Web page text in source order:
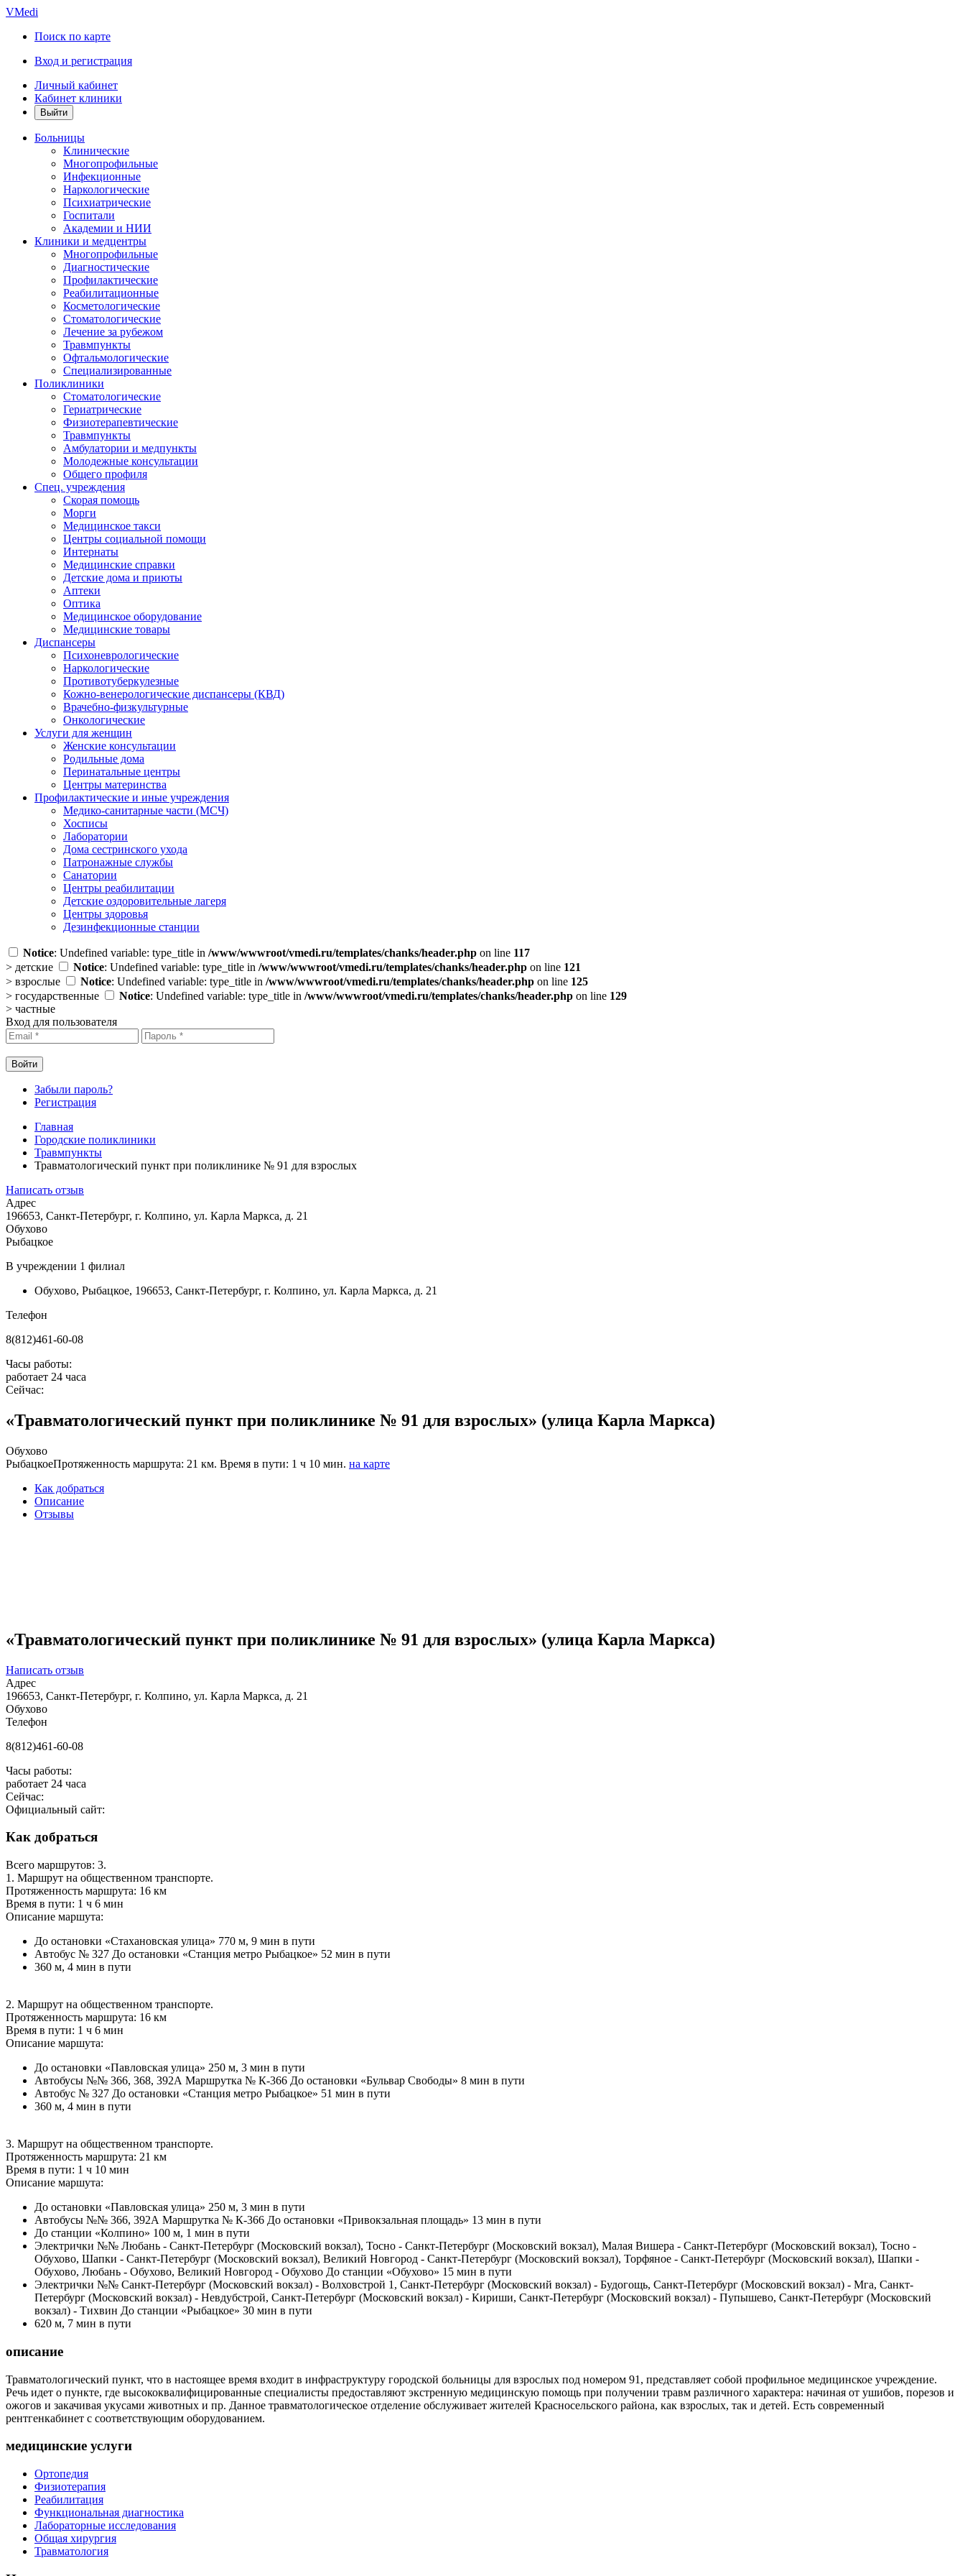
VMedi
Поиск по карте
Вход и регистрация
Личный кабинет
Кабинет клиники
Больницы
Клинические
Многопрофильные
Инфекционные
Наркологические
Психиатрические
Госпитали
Академии и НИИ
Клиники и медцентры
Многопрофильные
Диагностические
Профилактические
Реабилитационные
Косметологические
Стоматологические
Лечение за рубежом
Травмпункты
Офтальмологические
Специализированные
Поликлиники
Стоматологические
Гериатрические
Физиотерапевтические
Травмпункты
Амбулатории и медпункты
Молодежные консультации
Общего профиля
Спец. учреждения
Скорая помощь
Морги
Медицинское такси
Центры социальной помощи
Интернаты
Медицинские справки
Детские дома и приюты
Аптеки
Оптика
Медицинское оборудование
Медицинские товары
Диспансеры
Психоневрологические
Наркологические
Противотуберкулезные
Кожно-венерологические диспансеры (КВД)
Врачебно-физкультурные
Онкологические
Услуги для женщин
Женские консультации
Родильные дома
Перинатальные центры
Центры материнства
Профилактические и иные учреждения
Медико-санитарные части (МСЧ)
Хосписы
Лаборатории
Дома сестринского ухода
Патронажные службы
Санатории
Центры реабилитации
Детские оздоровительные лагеря
Центры здоровья
Дезинфекционные станции
Notice: Undefined variable: type_title in /www/wwwroot/vmedi.ru/templates/chanks/header.php on line 117
> детские Notice: Undefined variable: type_title in /www/wwwroot/vmedi.ru/templates/chanks/header.php on line 121
> взрослые Notice: Undefined variable: type_title in /www/wwwroot/vmedi.ru/templates/chanks/header.php on line 125
> государственные Notice: Undefined variable: type_title in /www/wwwroot/vmedi.ru/templates/chanks/header.php on line 129
> частные
Вход для пользователя
Забыли пароль?
Регистрация
Главная
Городские поликлиники
Травмпункты
Травматологический пункт при поликлинике № 91 для взрослых
Написать отзыв
Адрес
196653, Санкт-Петербург, г. Колпино, ул. Карла Маркса, д. 21
Обухово
Рыбацкое
В учреждении 1 филиал
Обухово, Рыбацкое, 196653, Санкт-Петербург, г. Колпино, ул. Карла Маркса, д. 21
Телефон
8(812)461-60-08
Часы работы:
работает 24 часа
Сейчас:
«Травматологический пункт при поликлинике № 91 для взрослых» (улица Карла Маркса)
Обухово
РыбацкоеПротяженность маршрута: 21 км. Время в пути: 1 ч 10 мин. на карте
Как добраться
Описание
Отзывы
«Травматологический пункт при поликлинике № 91 для взрослых» (улица Карла Маркса)
Написать отзыв
Адрес
196653, Санкт-Петербург, г. Колпино, ул. Карла Маркса, д. 21
Обухово
Телефон
8(812)461-60-08
Часы работы:
работает 24 часа
Сейчас:
Официальный сайт:
Как добраться
Всего маршрутов: 3.
1. Маршрут на общественном транспорте.
Протяженность маршрута: 16 км
Время в пути: 1 ч 6 мин
Описание маршута:
До остановки «Стахановская улица» 770 м, 9 мин в пути
Автобус № 327 До остановки «Станция метро Рыбацкое» 52 мин в пути
360 м, 4 мин в пути
2. Маршрут на общественном транспорте.
Протяженность маршрута: 16 км
Время в пути: 1 ч 6 мин
Описание маршута:
До остановки «Павловская улица» 250 м, 3 мин в пути
Автобусы №№ 366, 368, 392А Маршрутка № К-366 До остановки «Бульвар Свободы» 8 мин в пути
Автобус № 327 До остановки «Станция метро Рыбацкое» 51 мин в пути
360 м, 4 мин в пути
3. Маршрут на общественном транспорте.
Протяженность маршрута: 21 км
Время в пути: 1 ч 10 мин
Описание маршута:
До остановки «Павловская улица» 250 м, 3 мин в пути
Автобусы №№ 366, 392А Маршрутка № К-366 До остановки «Привокзальная площадь» 13 мин в пути
До станции «Колпино» 100 м, 1 мин в пути
Электрички №№ Любань - Санкт-Петербург (Московский вокзал), Тосно - Санкт-Петербург (Московский вокзал), Малая Вишера - Санкт-Петербург (Московский вокзал), Тосно -
Обухово, Шапки - Санкт-Петербург (Московский вокзал), Великий Новгород - Санкт-Петербург (Московский вокзал), Торфяное - Санкт-Петербург (Московский вокзал), Шапки -
Обухово, Любань - Обухово, Великий Новгород - Обухово До станции «Обухово» 15 мин в пути
Электрички №№ Санкт-Петербург (Московский вокзал) - Волховстрой 1, Санкт-Петербург (Московский вокзал) - Будогощь, Санкт-Петербург (Московский вокзал) - Мга, Санкт-
Петербург (Московский вокзал) - Невдубстрой, Санкт-Петербург (Московский вокзал) - Кириши, Санкт-Петербург (Московский вокзал) - Пупышево, Санкт-Петербург (Московский
вокзал) - Тихвин До станции «Рыбацкое» 30 мин в пути
620 м, 7 мин в пути
описание
Травматологический пункт, что в настоящее время входит в инфраструктуру городской больницы для взрослых под номером 91, представляет собой профильное медицинское учреждение.
Речь идет о пункте, где высококвалифицированные специалисты предоставляют экстренную медицинскую помощь при получении травм различного характера: начиная от ушибов, порезов и
ожогов и закачивая укусами животных и пр. Данное травматологическое отделение обслуживает жителей Красносельского района, как взрослых, так и детей. Есть современный
рентгенкабинет с соответствующим оборудованием.
медицинские услуги
Ортопедия
Физиотерапия
Реабилитация
Функциональная диагностика
Лабораторные исследования
Общая хирургия
Травматология